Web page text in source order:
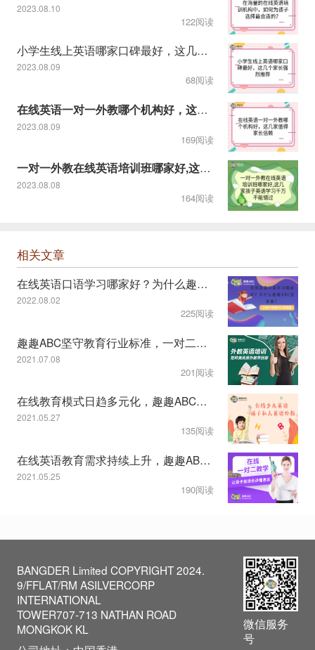
2023.08.10
122阅读
小学生线上英语哪家口碑最好，这几个家长强烈推荐
2023.08.09
68阅读
在线英语一对一外教哪个机构好，这几家值得家长信赖
2023.08.09
169阅读
一对一外教在线英语培训班哪家好,这几家孩子英语学习千万不能错
2023.08.08
164阅读
相关文章
在线英语口语学习哪家好？为什么趣趣ABC受青睐？
2022.08.02
225阅读
趣趣ABC坚守教育行业标准，一对二课程模式受认可
2021.07.08
201阅读
在线教育模式日趋多元化，趣趣ABC教学服务显特色
2021.05.27
135阅读
在线英语教育需求持续上升，趣趣ABC一对二模式获认可
2021.05.25
190阅读
BANGDER Limited COPYRIGHT 2024.
9/FFLAT/RM ASILVERCORP
INTERNATIONAL
TOWER707-713 NATHAN ROAD
MONGKOK KL
微信服务
号